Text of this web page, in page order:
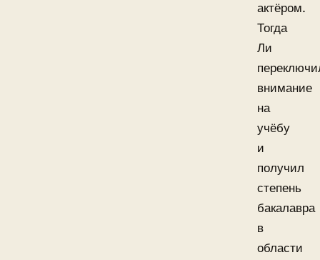
актёром.
Тогда
Ли
внимание
на
учёбу
и
получил
степень
бакалавра
в
области